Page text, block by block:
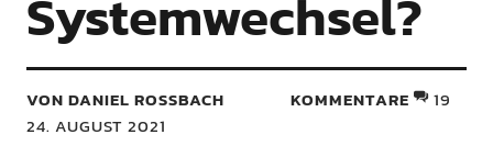
Systemwechsel?
VON DANIEL ROSSBACH
24. AUGUST 2021
KOMMENTARE 19